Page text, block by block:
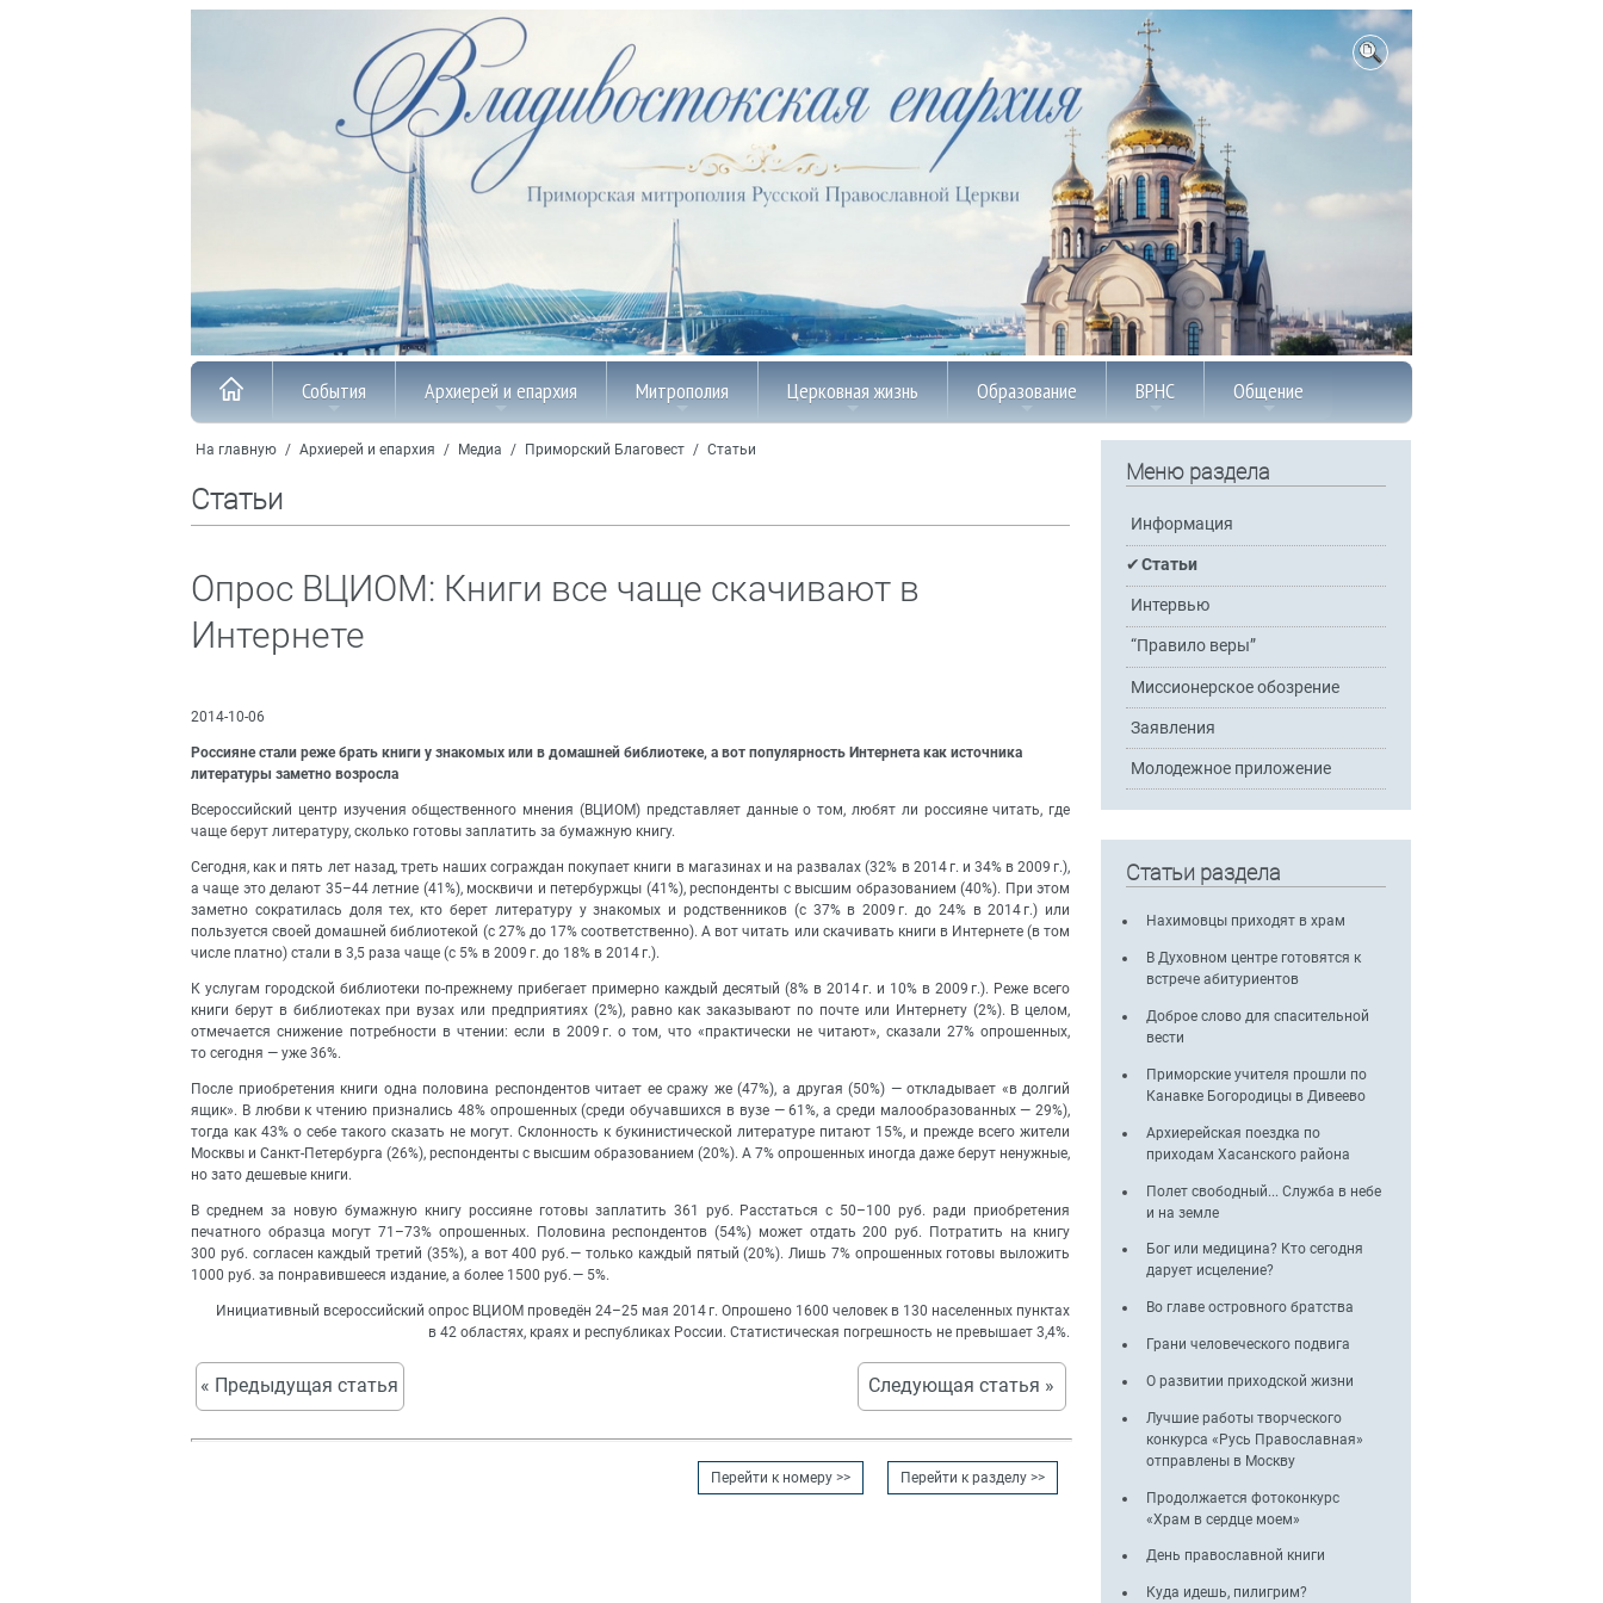
События Архиерей и епархия Митрополия Церковная жизнь Образование ВРНС Общение
На главную / Архиерей и епархия / Медиа / Приморский Благовест / Статьи
Статьи
Опрос ВЦИОМ: Книги все чаще скачивают в
Интернете
2014-10-06
Россияне стали реже брать книги у знакомых или в домашней библиотеке, а вот популярность Интернета как источника
литературы заметно возросла
Всероссийский центр изучения общественного мнения (ВЦИОМ) представляет данные о том, любят ли россияне читать, где
чаще берут литературу, сколько готовы заплатить за бумажную книгу.
Сегодня, как и пять лет назад, треть наших сограждан покупает книги в магазинах и на развалах (32% в 2014 г. и 34% в 2009 г.),
а чаще это делают 35–44 летние (41%), москвичи и петербуржцы (41%), респонденты с высшим образованием (40%). При этом
заметно сократилась доля тех, кто берет литературу у знакомых и родственников (с 37% в 2009 г. до 24% в 2014 г.) или
пользуется своей домашней библиотекой (с 27% до 17% соответственно). А вот читать или скачивать книги в Интернете (в том
числе платно) стали в 3,5 раза чаще (с 5% в 2009 г. до 18% в 2014 г.).
К услугам городской библиотеки по-прежнему прибегает примерно каждый десятый (8% в 2014 г. и 10% в 2009 г.). Реже всего
книги берут в библиотеках при вузах или предприятиях (2%), равно как заказывают по почте или Интернету (2%). В целом,
отмечается снижение потребности в чтении: если в 2009 г. о том, что «практически не читают», сказали 27% опрошенных,
то сегодня — уже 36%.
После приобретения книги одна половина респондентов читает ее сражу же (47%), а другая (50%) — откладывает «в долгий
ящик». В любви к чтению признались 48% опрошенных (среди обучавшихся в вузе — 61%, а среди малообразованных — 29%),
тогда как 43% о себе такого сказать не могут. Склонность к букинистической литературе питают 15%, и прежде всего жители
Москвы и Санкт-Петербурга (26%), респонденты с высшим образованием (20%). А 7% опрошенных иногда даже берут ненужные,
но зато дешевые книги.
В среднем за новую бумажную книгу россияне готовы заплатить 361 руб. Расстаться с 50–100 руб. ради приобретения
печатного образца могут 71–73% опрошенных. Половина респондентов (54%) может отдать 200 руб. Потратить на книгу
300 руб. согласен каждый третий (35%), а вот 400 руб. — только каждый пятый (20%). Лишь 7% опрошенных готовы выложить
1000 руб. за понравившееся издание, а более 1500 руб. — 5%.
Инициативный всероссийский опрос ВЦИОМ проведён 24–25 мая 2014 г. Опрошено 1600 человек в 130 населенных пунктах
в 42 областях, краях и республиках России. Статистическая погрешность не превышает 3,4%.
« Предыдущая статья Следующая статья »
Перейти к разделу >>
Перейти к номеру >>
Меню раздела
Информация
Статьи
Интервью
“Правило веры”
Миссионерское обозрение
Заявления
Молодежное приложение
Статьи раздела
Нахимовцы приходят в храм
В Духовном центре готовятся к
встрече абитуриентов
Доброе слово для спасительной
вести
Приморские учителя прошли по
Канавке Богородицы в Дивеево
Архиерейская поездка по
приходам Хасанского района
Полет свободный... Служба в небе
и на земле
Бог или медицина? Кто сегодня
дарует исцеление?
Во главе островного братства
Грани человеческого подвига
О развитии приходской жизни
Лучшие работы творческого
конкурса «Русь Православная»
отправлены в Москву
Продолжается фотоконкурс
«Храм в сердце моем»
День православной книги
Куда идешь, пилигрим?